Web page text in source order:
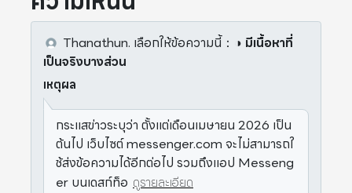
Thanathun. เลือกให้ข้อความนี้： ◑ มีเนื้อหาที่
เป็นจริงบางส่วน
เหตุผล
กระแสข่าวระบุว่า ตั้งแต่เดือนเมษายน 2026 เป็น
ต้นไป เว็บไซต์ messenger.com จะไม่สามารถใ
ช้ส่งข้อความได้อีกต่อไป รวมถึงแอป Messeng
er บนเดสก์ท็อ ดูรายละเอียด